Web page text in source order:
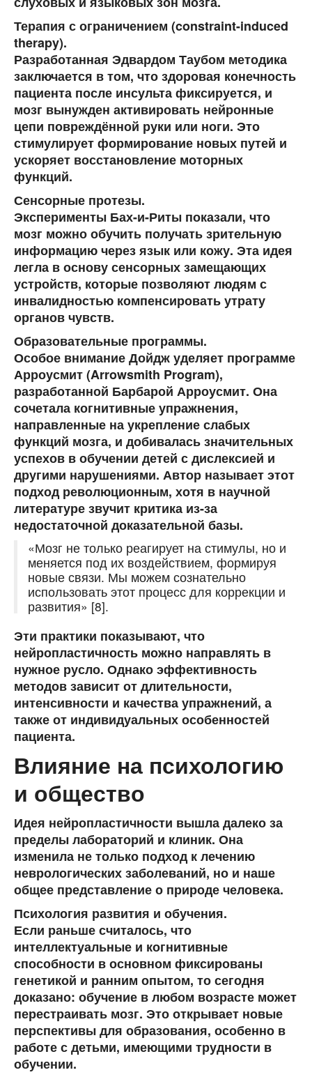
Терапия сограничением (constraint-induced
therapy).
Разработанная Эдвардом Таубом методика
заключается в том, что здоровая конечность
пациента после инсульта фиксируется, и
мозг вынужден активировать нейронные
цепи повреждённой руки или ноги. Это
стимулирует формирование новых путей и
ускоряет восстановление моторных
функций.
Сенсорные протезы.
Эксперименты Бах-и-Риты показали, что
мозг можно обучить получать зрительную
информацию через язык или кожу. Эта идея
легла в основу сенсорных замещающих
устройств, которые позволяют людям с
инвалидностью компенсировать утрату
органов чувств.
Образовательные программы.
Особое внимание Дойдж уделяет программе
Арроусмит (Arrowsmith Program),
разработанной Барбарой Арроусмит. Она
сочетала когнитивные упражнения,
направленные на укрепление слабых
функций мозга, и добивалась значительных
успехов в обучении детей с дислексией и
другими нарушениями. Автор называет этот
подход революционным, хотя в научной
литературе звучит критика из-за
недостаточной доказательной базы.
«Мозг не только реагирует на стимулы, но и
меняется под их воздействием, формируя
новые связи. Мы можем сознательно
использовать этот процесс для коррекции и
развития» [8].
Эти практики показывают, что
нейропластичность можно направлять в
нужное русло. Однако эффективность
методов зависит от длительности,
интенсивности и качества упражнений, а
также от индивидуальных особенностей
пациента.
Влияние на психологию
и общество
Идея нейропластичности вышла далеко за
пределы лабораторий и клиник. Она
изменила не только подход к лечению
неврологических заболеваний, но и наше
общее представление о природе человека.
Психология развития и обучения.
Если раньше считалось, что
интеллектуальные и когнитивные
способности в основном фиксированы
генетикой и ранним опытом, то сегодня
доказано: обучение в любом возрасте может
перестраивать мозг. Это открывает новые
перспективы для образования, особенно в
работе с детьми, имеющими трудности в
обучении.